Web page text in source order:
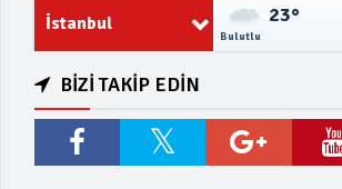
İstanbul 23°
Bulutlu
BİZİ TAKİP EDİN